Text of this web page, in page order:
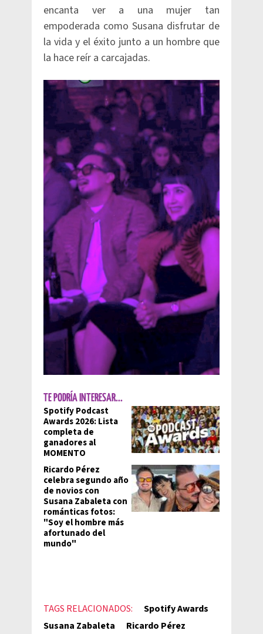
encanta ver a una mujer tan
empoderada como Susana disfrutar de
la vida y el éxito junto a un hombre que
la hace reír a carcajadas.
TE PODRÍA INTERESAR...
Spotify Podcast
Awards 2026: Lista
completa de
ganadores al
MOMENTO
Ricardo Pérez
celebra segundo año
de novios con
Susana Zabaleta con
románticas fotos:
"Soy el hombre más
afortunado del
mundo"
TAGS RELACIONADOS:
Spotify Awards
Susana Zabaleta
Ricardo Pérez